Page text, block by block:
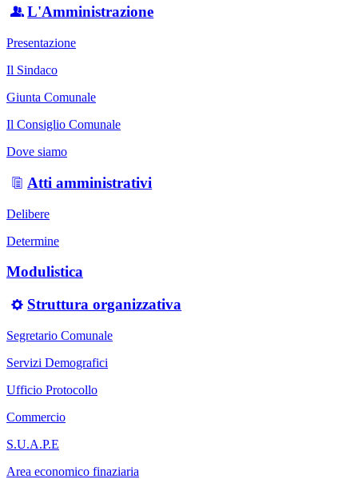
L'Amministrazione
Presentazione
Il Sindaco
Giunta Comunale
Il Consiglio Comunale
Dove siamo
Atti amministrativi
Delibere
Determine
Modulistica
Struttura organizzativa
Segretario Comunale
Servizi Demografici
Ufficio Protocollo
Commercio
S.U.A.P.E
Area economico finaziaria